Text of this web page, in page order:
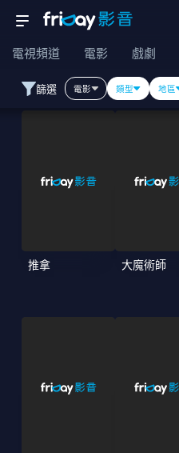
電視頻道 電影 戲劇
篩選 電影 類型 地區
推拿 大魔術師